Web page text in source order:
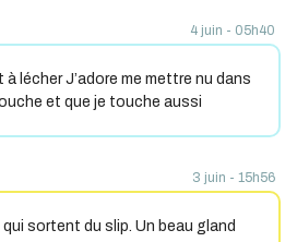
4 juin - 05h40
lécher J’adore me mettre nu dans
et que je touche aussi
3 juin - 15h56
sortent du slip. Un beau gland